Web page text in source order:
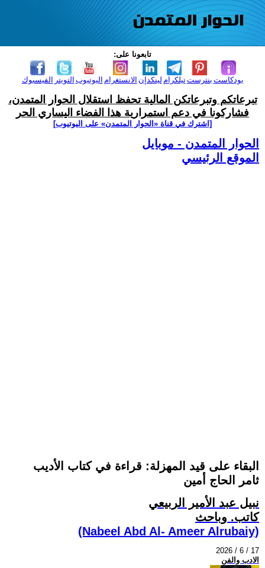
تابعونا على:
الفيسبوك التويتر اليوتيوب الانستغرام لينكدإن تيلكرامبنترست بودكاست
تبرعاتكم وتبرعاتكن المالية تحفظ استقلال الحوار المتمدن،
فشاركونا في دعم استمرارية هذا الفضاء اليساري الحر
[اشترك في قناة ‫«الحوار المتمدن» على اليوتيوب]
الحوار المتمدن - موبايل
الموقع الرئيسي
البقاء على قيد المهزلة: قراءة في كتاب الأديب
ثامر الحاج أمين
نبيل عبد الأمير الربيعي
كاتب. وباحث
(Nabeel Abd Al- Ameer Alrubaiy)
2026 / 6 / 17
الادب والفن